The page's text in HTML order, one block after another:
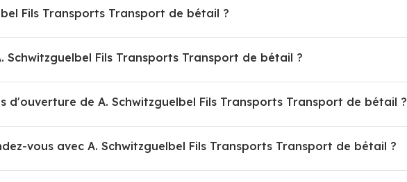
Fils Transports Transport de bétail ?
Schwitzguelbel Fils Transports Transport de bétail ?
d'ouverture de A. Schwitzguelbel Fils Transports Transport de bétail ?
vous avec A. Schwitzguelbel Fils Transports Transport de bétail ?